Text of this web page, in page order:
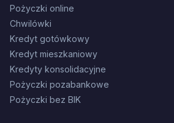
Pożyczki online
Chwilówki
Kredyt gotówkowy
Kredyt mieszkaniowy
Kredyty konsolidacyjne
Pożyczki pozabankowe
Pożyczki bez BIK